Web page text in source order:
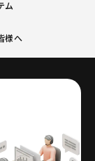
ム
様へ